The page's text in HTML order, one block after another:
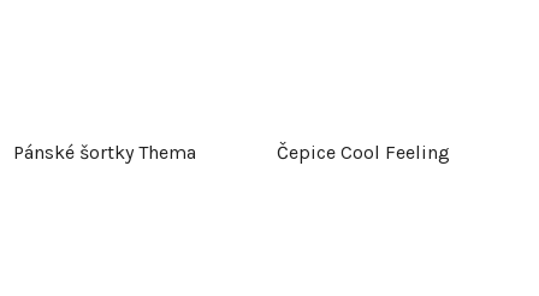
Pánské šortky Thema Čepice Cool Feeling